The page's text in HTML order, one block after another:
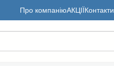
Про компаніюАКЦІЇКонтакти